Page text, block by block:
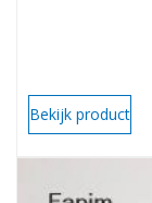
Bekijk product